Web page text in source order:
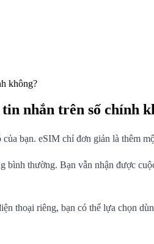
không?
nhắn trên số chính
bạn. eSIM chỉ đơn giản là thêm
bình thường. Bạn vẫn nhận được
thoại riêng, bạn có thể lựa chọn